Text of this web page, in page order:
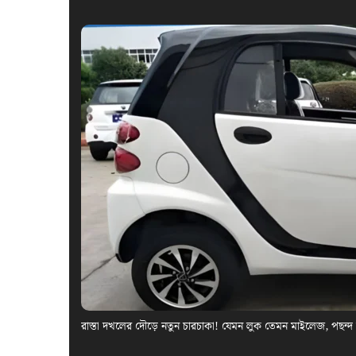
রাস্তা দখলের দৌড়ে নতুন চারচাকা! যেমন লুক তেমন মাইলেজ, পছন্দ